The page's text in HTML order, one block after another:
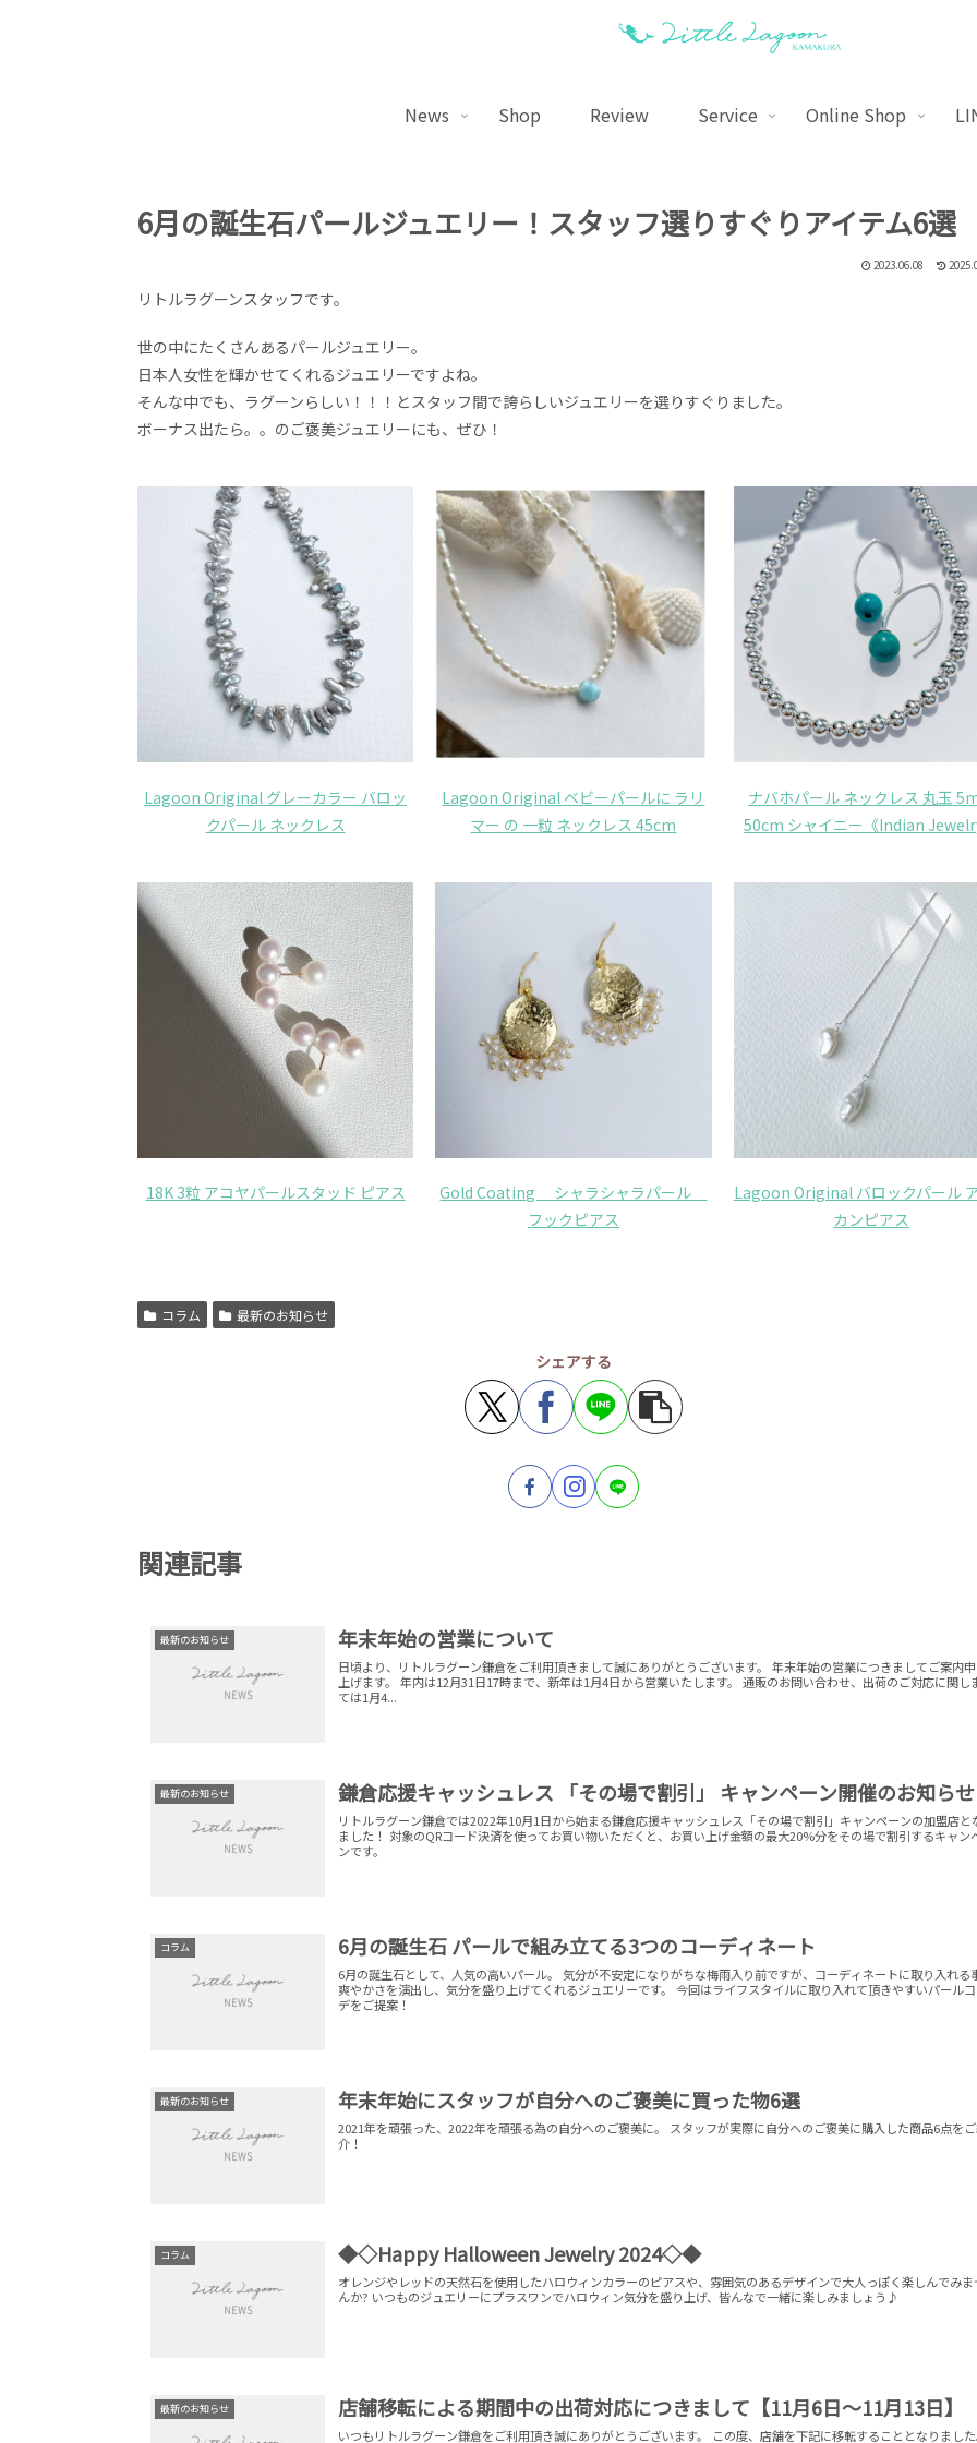
News Shop Review Service Online Shop
6月の誕生石パールジュエリー！スタッフ選りすぐりアイテム6選
2023.06.08
リトルラグーンスタッフです。
世の中にたくさんあるパールジュエリー。
日本人女性を輝かせてくれるジュエリーですよね。
そんな中でも、ラグーンらしい！！！とスタッフ間で誇らしいジュエリーを選りすぐりました。
ボーナス出たら。。のご褒美ジュエリーにも、ぜひ！
Lagoon Original グレーカラー バロッ
クパール ネックレス
Lagoon Original ベビーパールに ラリ
マー の 一粒 ネックレス 45cm
ナバホパール ネックレス 丸玉
50cm シャイニー《Indian
18K 3粒 アコヤパールスタッド ピアス
Gold Coating シャラシャラパール
フックピアス
Lagoon Original バロックパール
カンピアス
コラム 最新のお知らせ
シェアする
関連記事
最新のお知らせ 年末年始の営業について
日頃より、リトルラグーン鎌倉をご利用頂きまして誠にありがとうございます。 年末年始の営業につきましてご案内
上げます。 年内は12月31日17時まで、新年は1月4日から営業いたします。 通販のお問い合わせ、出荷のご対応に関し
ては1月4...
最新のお知らせ 鎌倉応援キャッシュレス 「その場で割引」 キャンペーン開催のお知らせ
リトルラグーン鎌倉では2022年10月1日から始まる鎌倉応援キャッシュレス「その場で割引」キャンペーンの加盟店と
ました！ 対象のQRコード決済を使ってお買い物いただくと、お買い上げ金額の最大20%分をその場で割引するキャン
ンです。
コラム 6月の誕生石 パールで組み立てる3つのコーディネート
6月の誕生石として、人気の高いパール。 気分が不安定になりがちな梅雨入り前ですが、コーディネートに取り入れる
爽やかさを演出し、気分を盛り上げてくれるジュエリーです。 今回はライフスタイルに取り入れて頂きやすいパールコー
デをご提案！
最新のお知らせ 年末年始にスタッフが自分へのご褒美に買った物6選
2021年を頑張った、2022年を頑張る為の自分へのご褒美に。 スタッフが実際に自分へのご褒美に購入した商品6点を
介！
コラム ◆◇Happy Halloween Jewelry 2024◇◆
オレンジやレッドの天然石を使用したハロウィンカラーのピアスや、雰囲気のあるデザインで大人っぽく楽しんでみま
んか? いつものジュエリーにプラスワンでハロウィン気分を盛り上げ、皆んなで一緒に楽しみましょう♪
最新のお知らせ 店舗移転による期間中の出荷対応につきまして【11月6日～11月13日】
いつもリトルラグーン鎌倉をご利用頂き誠にありがとうございます。 この度、店舗を下記に移転することとなりました。